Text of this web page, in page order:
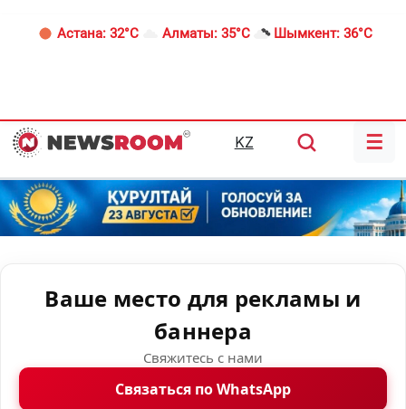
Астана: 32°C Алматы: 35°C Шымкент: 36°C
KZ ☰
Ваше место для рекламы и
баннера
Свяжитесь с нами
Связаться по WhatsApp